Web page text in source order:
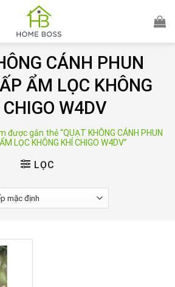
CÁNH PHUN
ẨM LỌC KHÔNG
W4DV
được gắn thẻ “QUẠT KHÔNG CÁNH PHUN
LỌC KHÔNG KHÍ CHIGO W4DV”
LỌC